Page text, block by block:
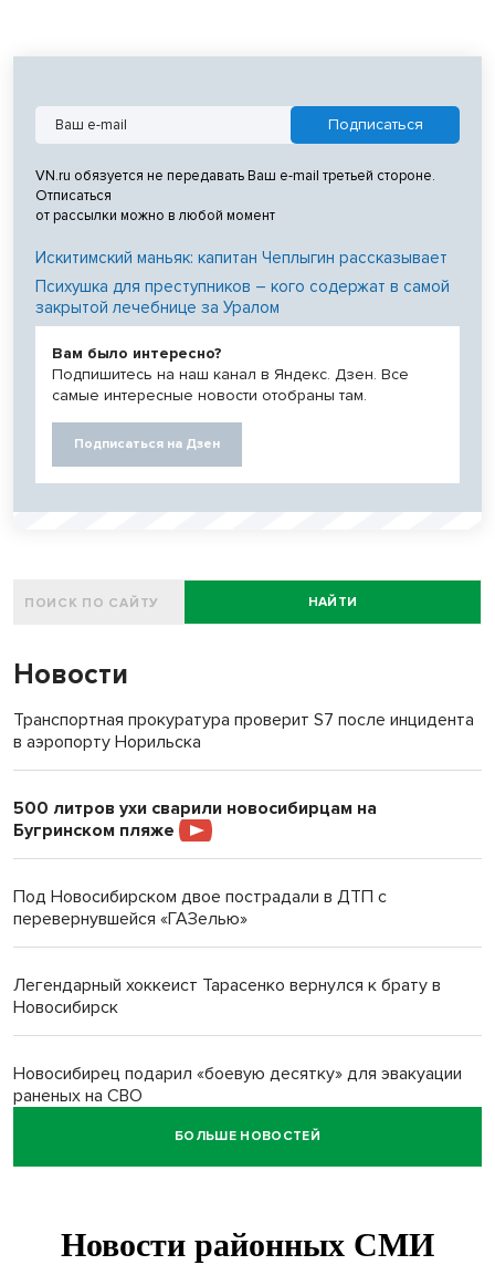
VN.ru обязуется не передавать Ваш e-mail третьей стороне.
Отписаться
от рассылки можно в любой момент
Искитимский маньяк: капитан Чеплыгин рассказывает
Психушка для преступников – кого содержат в самой
закрытой лечебнице за Уралом
Вам было интересно?
Подпишитесь на наш канал в Яндекс. Дзен. Все
самые интересные новости отобраны там.
Подписаться на Дзен
НАЙТИ
Новости
Транспортная прокуратура проверит S7 после инцидента
в аэропорту Норильска
500 литров ухи сварили новосибирцам на
Бугринском пляже
Под Новосибирском двое пострадали в ДТП с
перевернувшейся «ГАЗелью»
Легендарный хоккеист Тарасенко вернулся к брату в
Новосибирск
Новосибирец подарил «боевую десятку» для эвакуации
раненых на СВО
В Новосибирске корпорация кукол из США подала в суд
В Новосибирске минздрав объявил бесплатную
БОЛЬШЕ НОВОСТЕЙ